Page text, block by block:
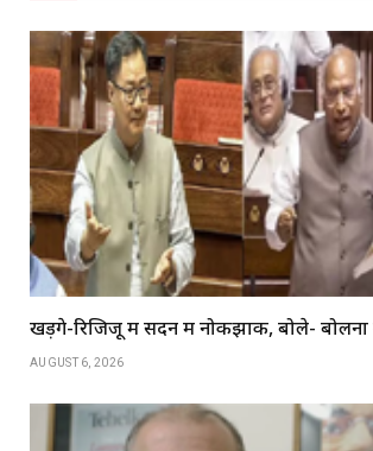
खड़गे-रिजिजू में सदन में नोकझोंक, बोले- बोलना
AUGUST 6, 2026